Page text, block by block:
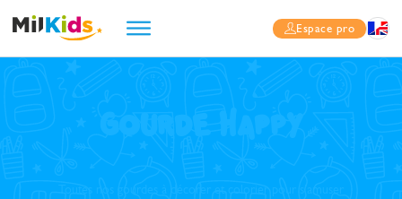
Espace pro